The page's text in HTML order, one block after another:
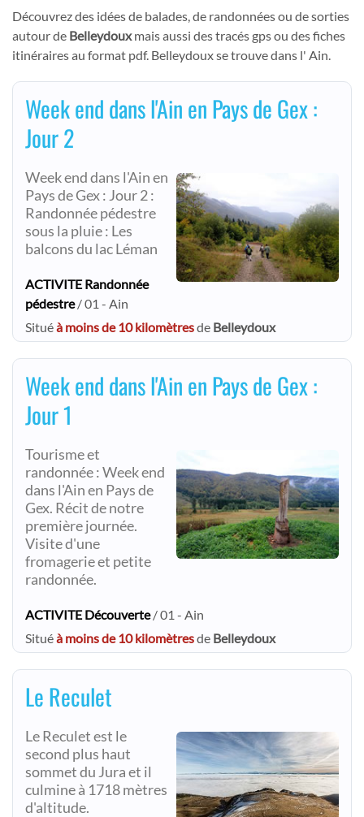
Découvrez des idées de balades, de randonnées ou de sorties
autour de Belleydouxmais aussi des tracés gps ou des fiches
itinéraires au format pdf. Belleydoux se trouve dans l' Ain.
Week end dans l'Ain en Pays de Gex :
Jour 2
Week end dans l'Ain en
Pays de Gex : Jour 2 :
Randonnée pédestre
sous la pluie : Les
balcons du lac Léman
ACTIVITE Randonnée
pédestre/ 01 - Ain
Situéà moins de 10 kilomètresde Belleydoux
Week end dans l'Ain en Pays de Gex :
Jour 1
Tourisme et
randonnée : Week end
dans l'Ain en Pays de
Gex. Récit de notre
première journée.
Visite d'une
fromagerie et petite
randonnée.
ACTIVITE Découverte/ 01 - Ain
Situéà moins de 10 kilomètresde Belleydoux
Le Reculet
Le Reculet est le
second plus haut
sommet du Jura et il
culmine à 1718 mètres
d'altitude.